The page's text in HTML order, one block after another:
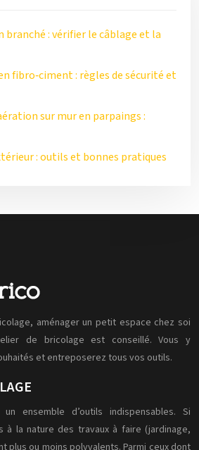
branché : vérifier le câblage et la
fibro‑ciment : règles de sécurité et
sur mur en parpaings :
: outils et bonnes pratiques
aménager un petit espace chez soi
de bricolage est conseillé. Vous y
et entreposerez tous vos outils.
ensemble d’outils indispensables. Si
à la nature des travaux à faire (jardinage,
plus ou moins polyvalents. Parmi ceux dont